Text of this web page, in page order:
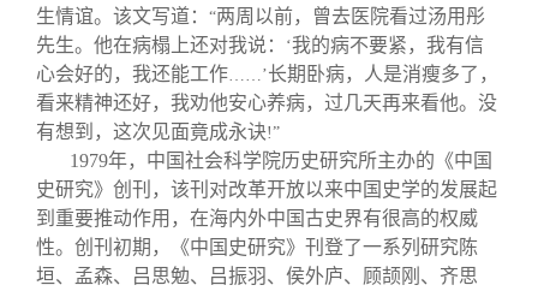
生情谊。该文写道： “两周以前，曾去医院看过汤用彤
先生。他在病榻上还对我说：
‘我的病不要紧，我有信
心会好的，我还能工作……’长期卧病，人是消瘦多了，
看来精神还好，我劝他安心养病，过几天再来看他。没
有想到，这次见面竟成永诀!”
1979年，中国社会科学院历史研究所主办的《中国
史研究》创刊，该刊对改革开放以来中国史学的发展起
到重要推动作用，在海内外中国古史界有很高的权威
性。创刊初期，《中国史研究》刊登了一系列研究陈
垣、孟森、吕思勉、吕振羽、侯外庐、顾颉刚、齐思